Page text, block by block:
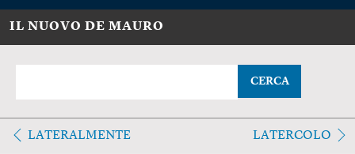
IL NUOVO DE MAURO
CERCA
LATERALMENTE LATERCOLO